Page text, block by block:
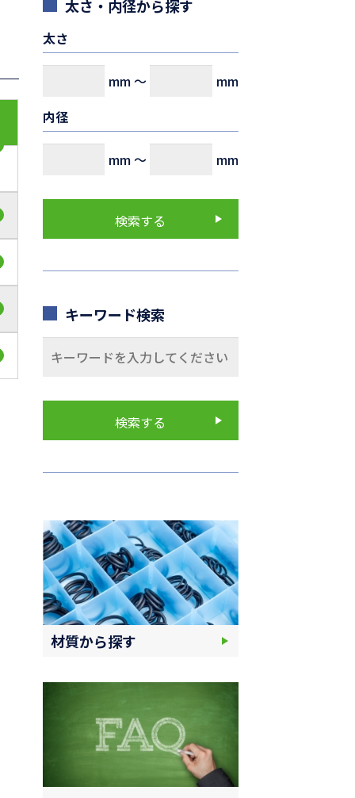
太さ・内径から探す
太さ
mm～
mm
内径
mm～ mm
キーワード検索
材質から探す